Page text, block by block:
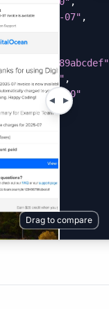
: "2025-07" ,
:
"My Team" ,
: "$12.00"
Drag to compare